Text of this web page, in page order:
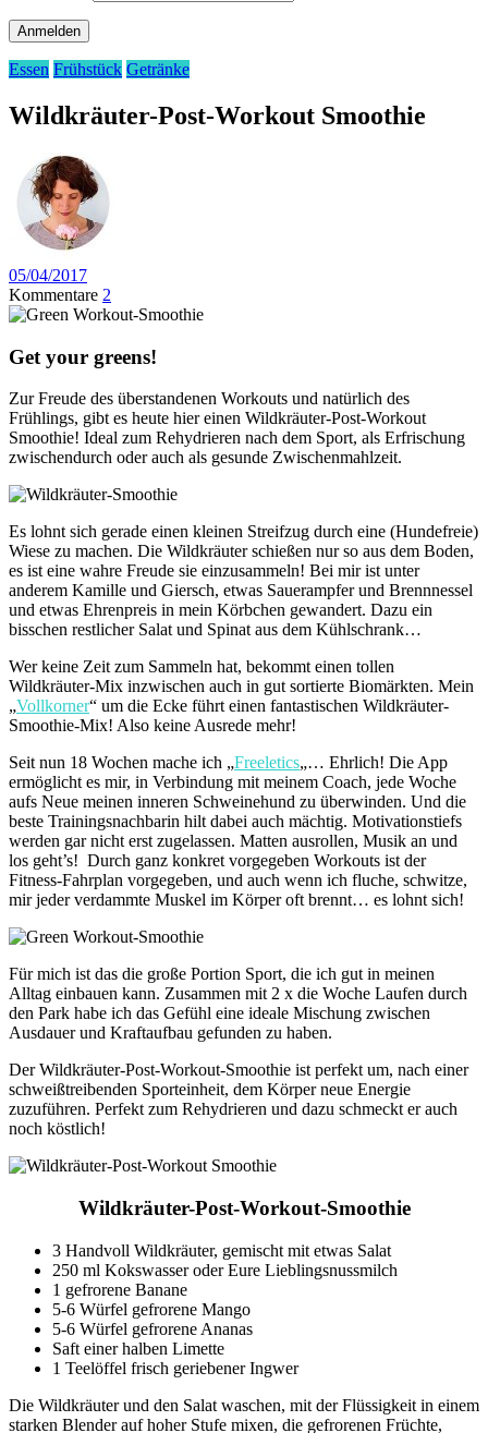
Essen Frühstück Getränke
Wildkräuter-Post-Workout Smoothie
05/04/2017
Kommentare 2
Get your greens!
Zur Freude des überstandenen Workouts und natürlich des
Frühlings, gibt es heute hier einen Wildkräuter-Post-Workout
Smoothie! Ideal zum Rehydrieren nach dem Sport, als Erfrischung
zwischendurch oder auch als gesunde Zwischenmahlzeit.
Es lohnt sich gerade einen kleinen Streifzug durch eine (Hundefreie)
Wiese zu machen. Die Wildkräuter schießen nur so aus dem Boden,
es ist eine wahre Freude sie einzusammeln! Bei mir ist unter
anderem Kamille und Giersch, etwas Sauerampfer und Brennnessel
und etwas Ehrenpreis in mein Körbchen gewandert. Dazu ein
bisschen restlicher Salat und Spinat aus dem Kühlschrank…
Wer keine Zeit zum Sammeln hat, bekommt einen tollen
Wildkräuter-Mix inzwischen auch in gut sortierte Biomärkten. Mein
„Vollkorner“ um die Ecke führt einen fantastischen Wildkräuter-
Smoothie-Mix! Also keine Ausrede mehr!
Seit nun 18 Wochen mache ich „Freeletics„… Ehrlich! Die App
ermöglicht es mir, in Verbindung mit meinem Coach, jede Woche
aufs Neue meinen inneren Schweinehund zu überwinden. Und die
beste Trainingsnachbarin hilt dabei auch mächtig. Motivationstiefs
werden gar nicht erst zugelassen. Matten ausrollen, Musik an und
los geht’s! Durch ganz konkret vorgegeben Workouts ist der
Fitness-Fahrplan vorgegeben, und auch wenn ich fluche, schwitze,
mir jeder verdammte Muskel im Körper oft brennt… es lohnt sich!
Für mich ist das die große Portion Sport, die ich gut in meinen
Alltag einbauen kann. Zusammen mit 2 x die Woche Laufen durch
den Park habe ich das Gefühl eine ideale Mischung zwischen
Ausdauer und Kraftaufbau gefunden zu haben.
Der Wildkräuter-Post-Workout-Smoothie ist perfekt um, nach einer
schweißtreibenden Sporteinheit, dem Körper neue Energie
zuzuführen. Perfekt zum Rehydrieren und dazu schmeckt er auch
noch köstlich!
Wildkräuter-Post-Workout-Smoothie
3 Handvoll Wildkräuter, gemischt mit etwas Salat
250 ml Kokswasser oder Eure Lieblingsnussmilch
1 gefrorene Banane
5-6 Würfel gefrorene Mango
5-6 Würfel gefrorene Ananas
Saft einer halben Limette
1 Teelöffel frisch geriebener Ingwer
Die Wildkräuter und den Salat waschen, mit der Flüssigkeit in einem
starken Blender auf hoher Stufe mixen, die gefrorenen Früchte,